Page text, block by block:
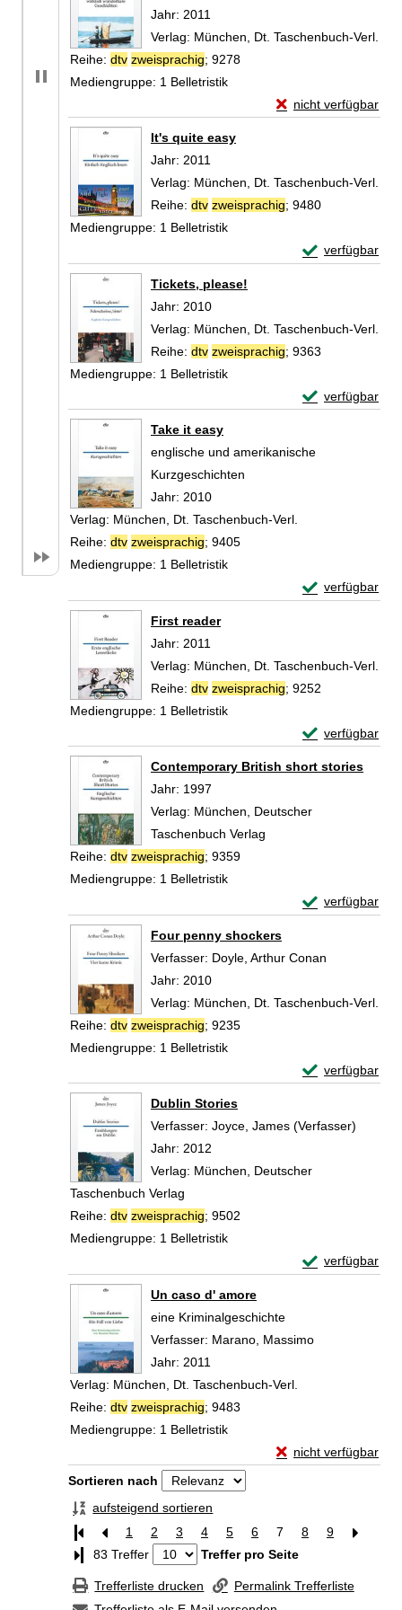
Jahr: 2011
Verlag: München, Dt. Taschenbuch-Verl.
Reihe: dtv zweisprachig; 9278
Mediengruppe: 1 Belletristik
nicht verfügbar
Exemplar-Details
It's quite easy
Suche nach diesem Verfasser
Jahr: 2011
Verlag: München, Dt. Taschenbuch-Verl.
Reihe: dtv zweisprachig; 9480
Mediengruppe: 1 Belletristik
verfügbar
Exemplar-
Tickets, please!
Suche nach diesem Verfasser
Jahr: 2010
Verlag: München, Dt. Taschenbuch-Verl.
Reihe: dtv zweisprachig; 9363
Mediengruppe: 1 Belletristik
verfügbar
Exemplar-
Take it easy
englische und amerikanische
Kurzgeschichten
Suche nach diesem Verfasser
Jahr: 2010
Verlag: München, Dt. Taschenbuch-Verl.
Reihe: dtv zweisprachig; 9405
Mediengruppe: 1 Belletristik
verfügbar
Exemplar-
First reader
Suche nach diesem Verfasser
Jahr: 2011
Verlag: München, Dt. Taschenbuch-Verl.
Reihe: dtv zweisprachig; 9252
Mediengruppe: 1 Belletristik
verfügbar
Exemplar-
Contemporary British short stories
Suche nach diesem Verfasser
Jahr: 1997
Verlag: München, Deutscher
Taschenbuch Verlag
Reihe: dtv zweisprachig; 9359
Mediengruppe: 1 Belletristik
verfügbar
Exemplar-
Four penny shockers
Verfasser: Doyle, Arthur Conan
Jahr: 2010
Verlag: München, Dt. Taschenbuch-Verl.
Reihe: dtv zweisprachig; 9235
Mediengruppe: 1 Belletristik
verfügbar
Exemplar-
Dublin Stories
Verfasser: Joyce, James (Verfasser)
Jahr: 2012
Verlag: München, Deutscher
Taschenbuch Verlag
Reihe: dtv zweisprachig; 9502
Mediengruppe: 1 Belletristik
verfügbar
Exemplar-
Un caso d' amore
eine Kriminalgeschichte
Verfasser: Marano, Massimo
Jahr: 2011
Verlag: München, Dt. Taschenbuch-Verl.
Reihe: dtv zweisprachig; 9483
Mediengruppe: 1 Belletristik
nicht verfügbar
Exemplar-Details
Zu den Suchfiltern springen
Sortieren nach
aufsteigend sortieren
1
2 3 4 5 6 7 8
9
Letzte Seite
83 Treffer Treffer pro Seite
Trefferliste drucken
Permalink Trefferliste